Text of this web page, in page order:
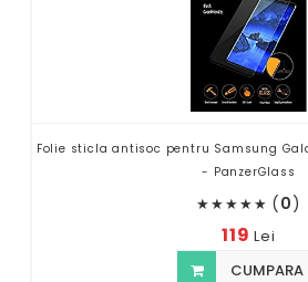
Folie sticla antisoc pentru Samsung
- PanzerGlass
★★★★★ (0)
119Lei
CUMPARA